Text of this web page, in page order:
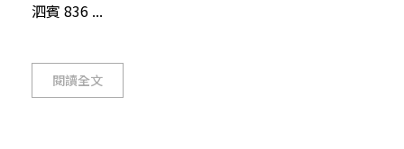
泗賓 836 ...
閱讀全文